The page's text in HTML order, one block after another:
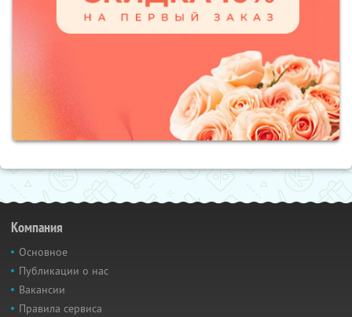
Компания
Основное
Публикации о нас
Вакансии
Правила сервиса